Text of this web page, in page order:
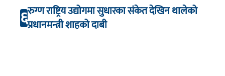
६रुग्ण राष्ट्रिय उद्योगमा सुधारका संकेत देखिन थालेको
प्रधानमन्त्री शाहको दाबी